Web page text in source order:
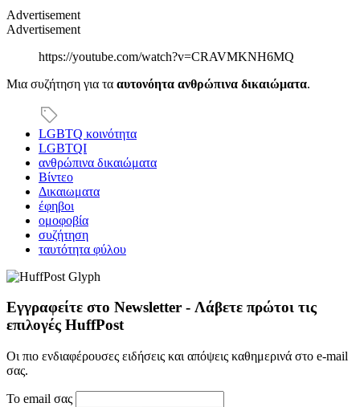
Advertisement
Advertisement
https://youtube.com/watch?v=CRAVMKNH6MQ
Μια συζήτηση για τα αυτονόητα ανθρώπινα δικαιώματα.
LGBTQ κοινότητα
LGBTQI
ανθρώπινα δικαιώματα
Βίντεο
Δικαιωματα
έφηβοι
ομοφοβία
συζήτηση
ταυτότητα φύλου
Εγγραφείτε στο Newsletter - Λάβετε πρώτοι τις
επιλογές HuffPost
Οι πιο ενδιαφέρουσες ειδήσεις και απόψεις καθημερινά στο e-mail
σας.
Το email σας